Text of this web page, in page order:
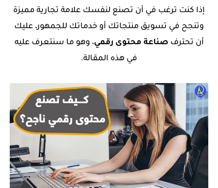
إذا كنت ترغب في أن تصنع لنفسك علامة تجارية مميزة
وتنجح في تسويق منتجاتك أو خدماتك للجمهور، عليك
أن تحترف صناعة محتوى رقمي، وهو ما سنتعرف عليه
في هذه المقالة.